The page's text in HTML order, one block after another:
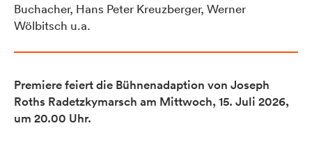
Buchacher, Hans Peter Kreuzberger, Werner
Wölbitsch u.a.
Premiere feiert die Bühnenadaption von Joseph
Roths Radetzkymarsch am Mittwoch, 15. Juli 2026,
um 20.00 Uhr.